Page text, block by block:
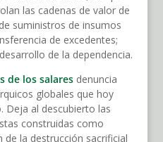
las cadenas de valor de
suministros de insumos
de excedentes;
de la dependencia.
de los salaresdenuncia
globales que hoy
Deja al descubierto las
construidas como
la destrucción sacrificial